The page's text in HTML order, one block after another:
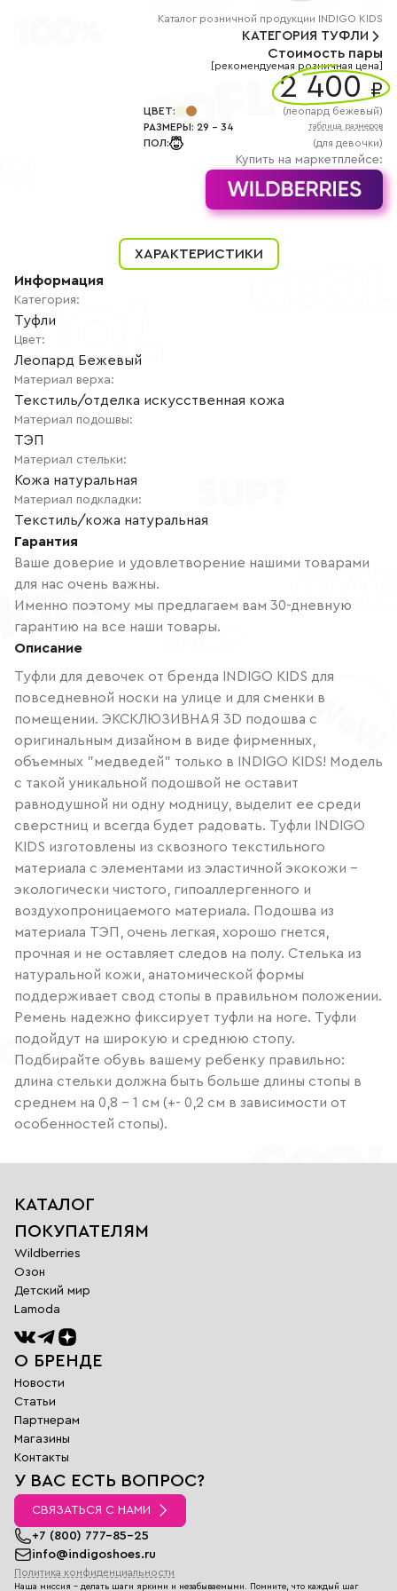
АВТОРИЗАЦИЯ
РЕГИСТРАЦИЯ
Каталог розничной продукции INDIGO KIDS
КАТЕГОРИЯ ТУФЛИ
Стоимость пары
[рекомендуемая розничная цена]
2 400 ₽
ЦВЕТ: (леопард бежевый)
РАЗМЕРЫ: 29 - 34 таблица размеров
ПОЛ: (для девочки)
Купить на маркетплейсе:
ХАРАКТЕРИСТИКИ
Информация
Категория:
Туфли
Цвет:
Леопард Бежевый
Материал верха:
Текстиль/отделка искусственная кожа
Материал подошвы:
ТЭП
Материал стельки:
Кожа натуральная
Материал подкладки:
Текстиль/кожа натуральная
Гарантия
Ваше доверие и удовлетворение нашими товарами
для нас очень важны.
Именно поэтому мы предлагаем вам 30-дневную
гарантию на все наши товары.
Описание
Туфли для девочек от бренда INDIGO KIDS для
повседневной носки на улице и для сменки в
помещении. ЭКСКЛЮЗИВНАЯ 3D подошва с
оригинальным дизайном в виде фирменных,
объемных "медведей" только в INDIGO KIDS! Модель
с такой уникальной подошвой не оставит
равнодушной ни одну модницу, выделит ее среди
сверстниц и всегда будет радовать. Туфли INDIGO
KIDS изготовлены из сквозного текстильного
материала с элементами из эластичной экокожи -
экологически чистого, гипоаллергенного и
воздухопроницаемого материала. Подошва из
материала ТЭП, очень легкая, хорошо гнется,
прочная и не оставляет следов на полу. Стелька из
натуральной кожи, анатомической формы
поддерживает свод стопы в правильном положении.
Ремень надежно фиксирует туфли на ноге. Туфли
подойдут на широкую и среднюю стопу.
Подбирайте обувь вашему ребенку правильно:
длина стельки должна быть больше длины стопы в
среднем на 0,8 - 1 см (+- 0,2 см в зависимости от
особенностей стопы).
КАТАЛОГ
ПОКУПАТЕЛЯМ
Wildberries
Озон
Детский мир
Lamoda
О БРЕНДЕ
Новости
Статьи
Партнерам
Магазины
Контакты
У ВАС ЕСТЬ ВОПРОС?
СВЯЗАТЬСЯ С НАМИ
+7 (800) 777-85-25
info@indigoshoes.ru
Политика конфиденциальности
Наша миссия - делать шаги яркими и незабываемыми. Помните, что каждый шаг
Обратная
связь
Заполните поля
перезвонит вам в
ближайшее время
Имя